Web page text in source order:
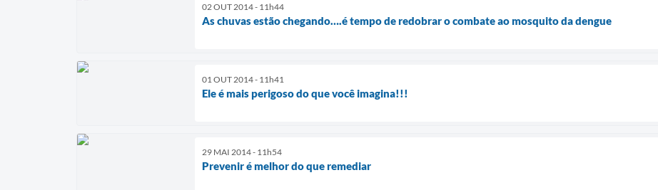
02 OUT 2014 - 11h44
As chuvas estão chegando….é tempo de redobrar o combate ao mosquito da dengue
01 OUT 2014 - 11h41
Ele é mais perigoso do que você imagina!!!
29 MAI 2014 - 11h54
Prevenir é melhor do que remediar